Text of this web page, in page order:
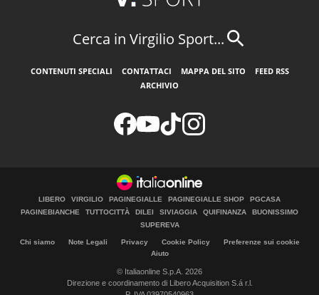
Cerca in Virgilio Sport...
CONTENUTI SPECIALI CONTATTACI MAPPA DEL SITO
FEED RSS
ARCHIVIO
LIBERO VIRGILIO PAGINEGIALLE PAGINEGIALLE SHOP
PGCASA
PAGINEBIANCHE
TUTTOCITTÀ DILEI SIVIAGGIA QUIFINANZA
BUONISSIMO
SUPEREVA
Chi siamo Note Legali Privacy Cookie Policy
Preferenze sui cookie
Aiuto
© Italiaonline S.p.A. 2026
Direzione e coordinamento di Libero Acquisition S.á r.l.